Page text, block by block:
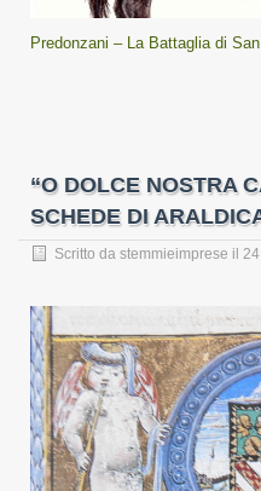
Predonzani – La Battaglia di
“O DOLCE NOSTRA
SCHEDE DI
Scritto da stemmieimprese il